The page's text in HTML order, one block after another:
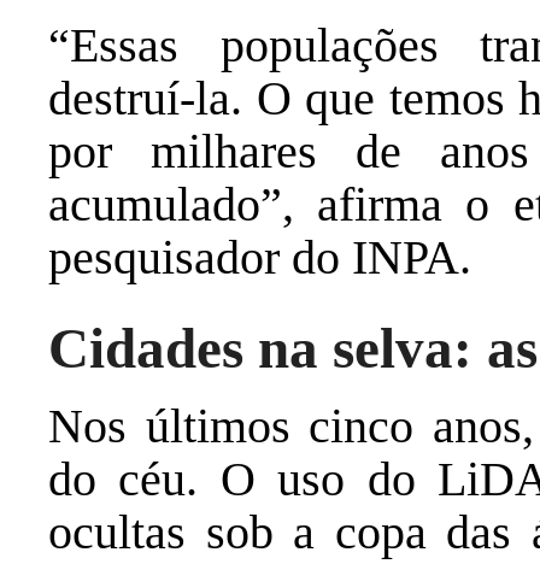
“Essas populações
destruí-la. O que temos
por milhares de
acumulado”, afirma o
pesquisador do INPA.
Cidades na selva:
Nos últimos cinco
do céu. O uso do
ocultas sob a copa das